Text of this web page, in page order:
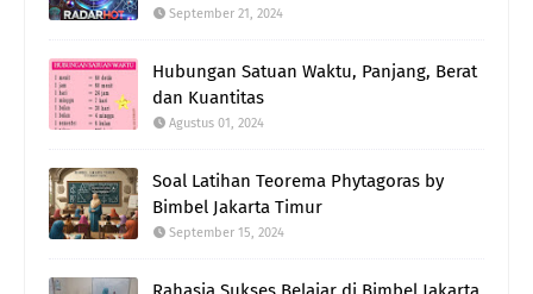
September 21, 2024
Hubungan Satuan Waktu, Panjang, Berat
dan Kuantitas
Agustus 01, 2024
Soal Latihan Teorema Phytagoras by
Bimbel Jakarta Timur
September 15, 2024